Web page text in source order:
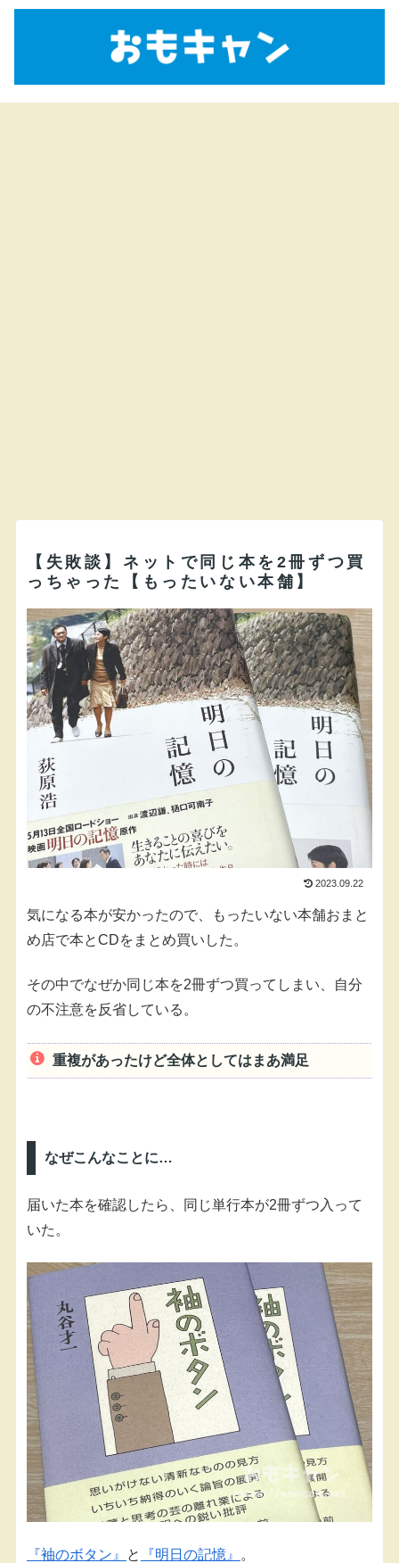
【失敗談】ネットで同じ本を2冊ずつ買
っちゃった【もったいない本舗】
2023.09.22
気になる本が安かったので、もったいない本舗おまと
め店で本とCDをまとめ買いした。
その中でなぜか同じ本を2冊ずつ買ってしまい、自分
の不注意を反省している。
重複があったけど全体としてはまあ満足
なぜこんなことに…
届いた本を確認したら、同じ単行本が2冊ずつ入って
いた。
『袖のボタン』 と 『明日の記憶』 。